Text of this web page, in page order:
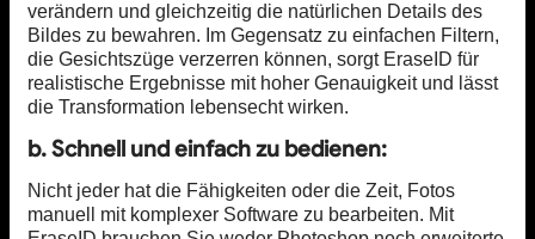
verändern und gleichzeitig die natürlichen Details des
Bildes zu bewahren. Im Gegensatz zu einfachen Filtern,
die Gesichtszüge verzerren können, sorgt EraseID für
realistische Ergebnisse mit hoher Genauigkeit und lässt
die Transformation lebensecht wirken.
b. Schnell und einfach zu bedienen:
Nicht jeder hat die Fähigkeiten oder die Zeit, Fotos
manuell mit komplexer Software zu bearbeiten. Mit